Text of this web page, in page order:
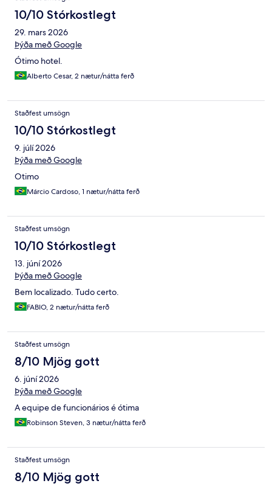
10/10 Stórkostlegt
29. mars 2026
Þýða með Google
Ótimo hotel.
Alberto Cesar, 2 nætur/nátta ferð
Staðfest umsögn
10/10 Stórkostlegt
9. júlí 2026
Þýða með Google
Otimo
Márcio Cardoso, 1 nætur/nátta ferð
Staðfest umsögn
10/10 Stórkostlegt
13. júní 2026
Þýða með Google
Bem localizado. Tudo certo.
FABIO, 2 nætur/nátta ferð
Staðfest umsögn
8/10 Mjög gott
6. júní 2026
Þýða með Google
A equipe de funcionários é ótima
Robinson Steven, 3 nætur/nátta ferð
Staðfest umsögn
8/10 Mjög gott